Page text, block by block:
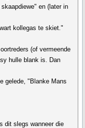
en (later in
kollegas te skiet."
(of vermeende
hulle blank is. Dan
gelede, "Blanke Mans
dit slegs wanneer die